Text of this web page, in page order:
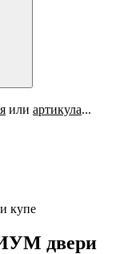
или артикула...
купе
двери